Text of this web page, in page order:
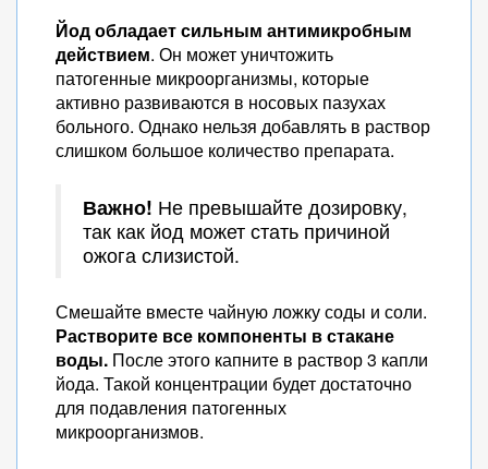
Йод обладает сильным антимикробным
действием. Он может уничтожить
патогенные микроорганизмы, которые
активно развиваются в носовых пазухах
больного. Однако нельзя добавлять в раствор
слишком большое количество препарата.
Важно! Не превышайте дозировку,
так как йод может стать причиной
ожога слизистой.
Смешайте вместе чайную ложку соды и соли.
Растворите все компоненты в стакане
воды. После этого капните в раствор 3 капли
йода. Такой концентрации будет достаточно
для подавления патогенных
микроорганизмов.